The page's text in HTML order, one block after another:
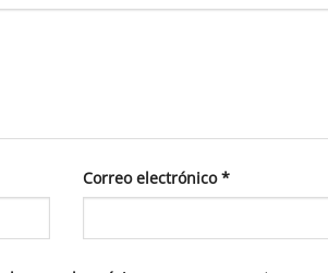
Correo electrónico*